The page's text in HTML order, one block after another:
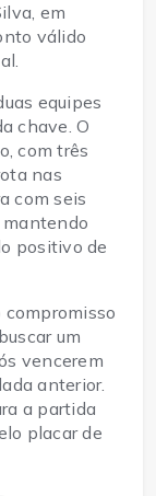
em
válido
equipes
chave. O
com três
nas
com seis
mantendo
positivo de
um
vencerem
anterior.
a partida
placar de